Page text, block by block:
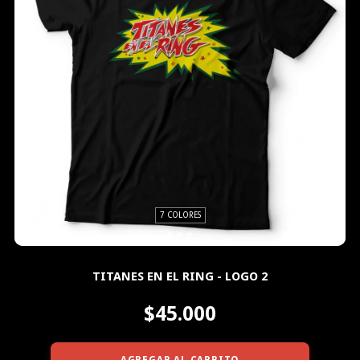
7 COLORES
TITANES EN EL RING - LOGO 2
$45.000